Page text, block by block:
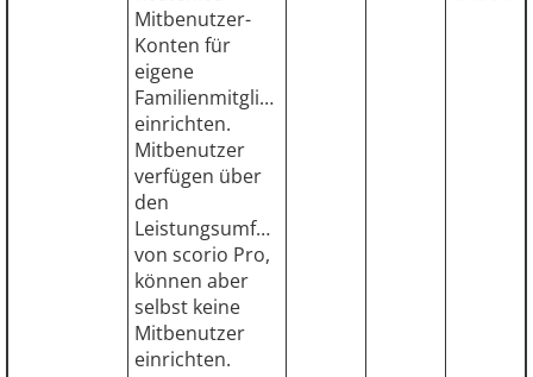
Mitbenutzer-
Konten für
eigene
Familienmitglieder
einrichten.
Mitbenutzer
verfügen über
den
Leistungsumfang
von scorio Pro,
können aber
selbst keine
Mitbenutzer
einrichten.